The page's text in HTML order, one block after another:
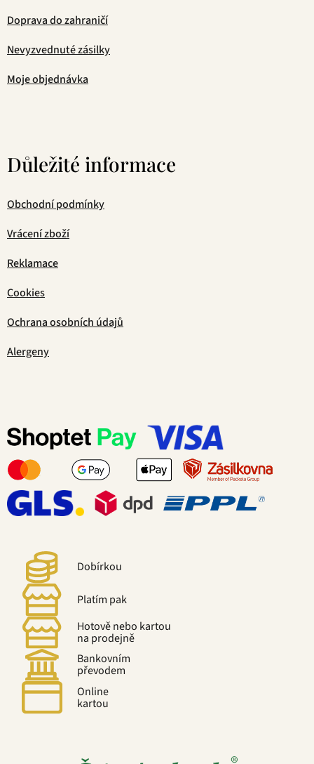
Doprava do zahraničí
Nevyzvednuté zásilky
Moje objednávka
Důležité informace
Obchodní podmínky
Vrácení zboží
Reklamace
Cookies
Ochrana osobních údajů
Alergeny
Dobírkou
Platím pak
Hotově nebo kartou
na prodejně
Bankovním
převodem
Online
kartou